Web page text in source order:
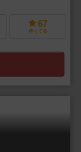
67
持ってる